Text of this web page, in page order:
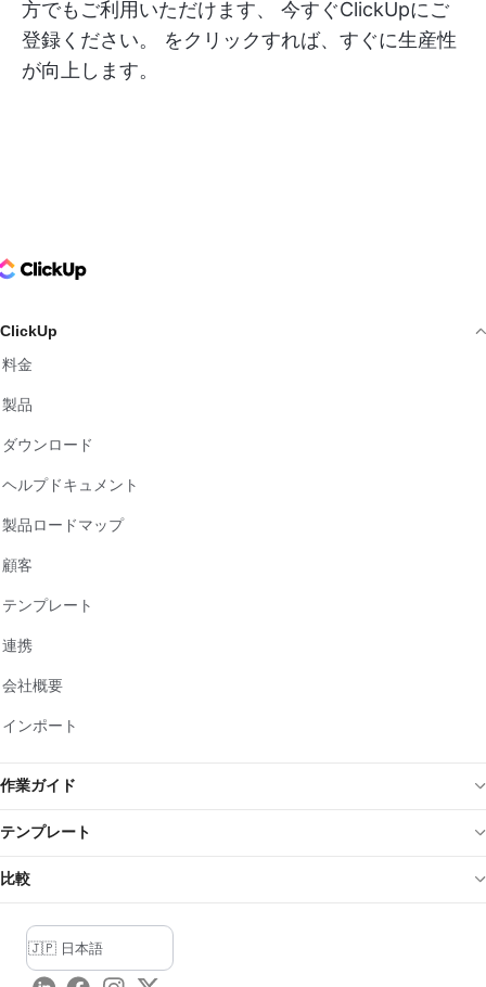
方でもご利用いただけます、 今すぐClickUpにご
登録ください。
をクリックすれば、すぐに生産性
が向上します。
Logo
ClickUp
料金
製品
ダウンロード
ヘルプドキュメント
製品ロードマップ
顧客
テンプレート
連携
会社概要
インポート
作業ガイド
テンプレート
比較